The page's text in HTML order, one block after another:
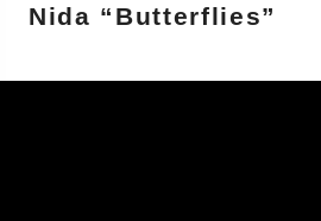
Nida “Butterflies”